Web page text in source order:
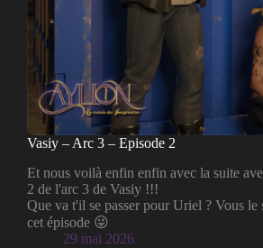
Vasiy – Arc 3 – Episode 2
Et nous voilà enfin enfin avec la suite
2 de l'arc 3 de Vasiy !!!
Que va t'il se passer pour Uriel ? Vous le
cet épisode 😜
29 mai 2026